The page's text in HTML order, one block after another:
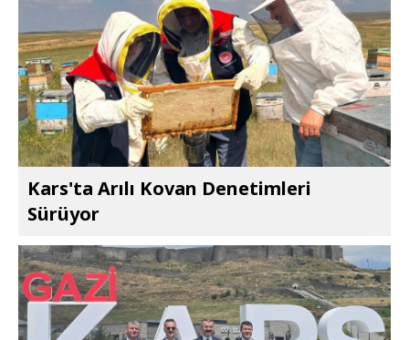
Kars'ta Arılı Kovan Denetimleri
Sürüyor